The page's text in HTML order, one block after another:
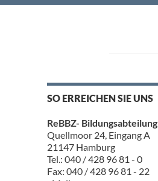
SO ERREICHEN SIE UNS
ReBBZ- Bildungsabteilung
Quellmoor 24, Eingang A
21147 Hamburg
Tel.: 040 / 428 96 81 - 0
Fax: 040 / 428 96 81 - 22